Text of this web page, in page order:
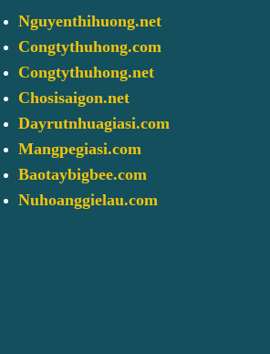
Nguyenthihuong.net
Congtythuhong.com
Congtythuhong.net
Chosisaigon.net
Dayrutnhuagiasi.com
Mangpegiasi.com
Baotaybigbee.com
Nuhoanggielau.com